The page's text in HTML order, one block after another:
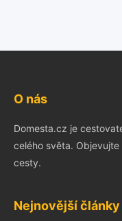
O nás
Domesta.cz je
celého světa.
cesty.
Nejnovější články